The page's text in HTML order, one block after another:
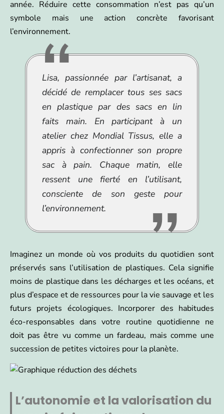
année. Réduire cette consommation n’est pas qu’un
symbole mais une action concrète favorisant
l’environnement.
Lisa, passionnée par l’artisanat, a
décidé de remplacer tous ses sacs
en plastique par des sacs en lin
faits main. En participant à un
atelier chez Mondial Tissus, elle a
appris à confectionner son propre
sac à pain. Chaque matin, elle
ressent une fierté en l’utilisant,
consciente de son geste pour
l’environnement.
Imaginez un monde où vos produits du quotidien sont
préservés sans l’utilisation de plastiques. Cela signifie
moins de plastique dans les décharges et les océans, et
plus d’espace et de ressources pour la vie sauvage et les
futurs projets écologiques. Incorporer des habitudes
éco-responsables dans votre routine quotidienne ne
doit pas être vu comme un fardeau, mais comme une
succession de petites victoires pour la planète.
L’autonomie et la valorisation du